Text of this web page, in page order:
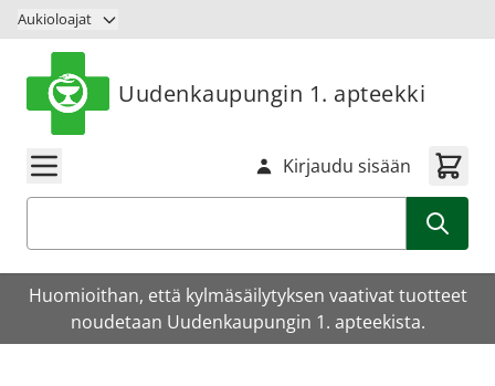
Siirry sisältöön
Aukioloajat
Uudenkaupungin 1. apteekki
Kirjaudu sisään
Huomioithan, että kylmäsäilytyksen vaativat tuotteet
noudetaan Uudenkaupungin 1. apteekista.